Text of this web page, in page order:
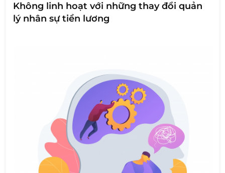
Không linh hoạt với những thay đổi quản
lý nhân sự tiền lương